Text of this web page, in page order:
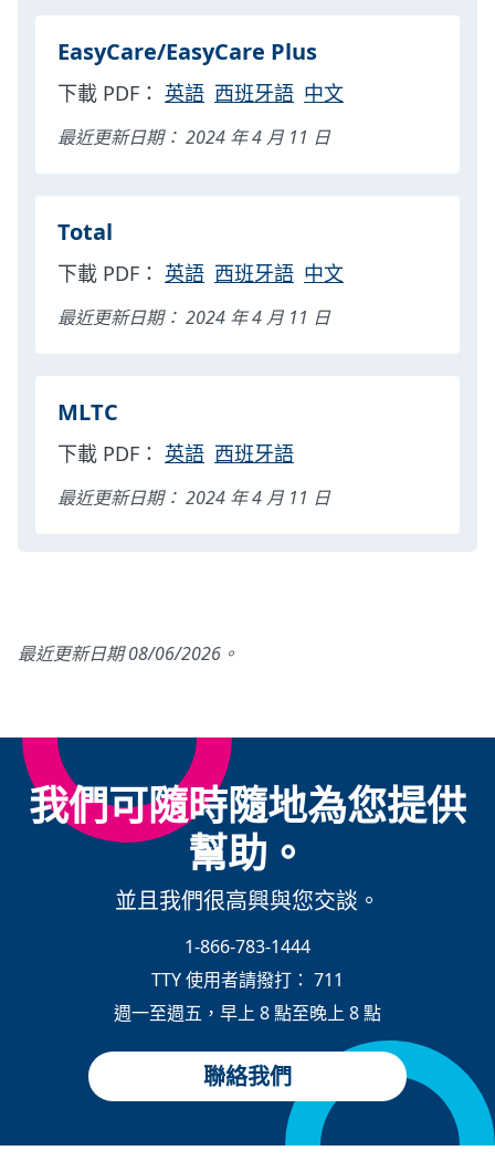
EasyCare/EasyCare Plus
下載 PDF： 英語 西班牙語 中文
最近更新日期： 2024 年 4 月 11 日
Total
下載 PDF： 英語 西班牙語 中文
最近更新日期： 2024 年 4 月 11 日
MLTC
下載 PDF： 英語 西班牙語
最近更新日期： 2024 年 4 月 11 日
最近更新日期 08/06/2026。
我們可隨時隨地為您提供
幫助。
並且我們很高興與您交談。
1-866-783-1444
TTY 使用者請撥打： 711
週一至週五，早上 8 點至晚上 8 點
聯絡我們